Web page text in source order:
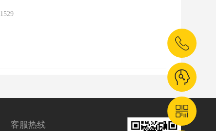
1529
客服热线